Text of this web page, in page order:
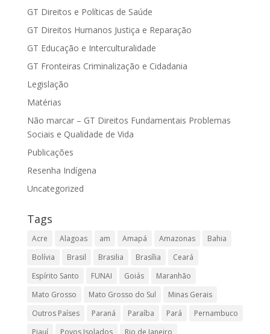
GT Direitos e Políticas de Saúde
GT Direitos Humanos Justiça e Reparação
GT Educação e Interculturalidade
GT Fronteiras Criminalização e Cidadania
Legislação
Matérias
Não marcar – GT Direitos Fundamentais Problemas
Sociais e Qualidade de Vida
Publicações
Resenha Indígena
Uncategorized
Tags
Acre Alagoas am Amapá Amazonas
Bahia
Bolívia
Brasil Brasilia Brasília
Ceará
Espírito Santo
FUNAI Goiás
Maranhão
Mato Grosso
Mato Grosso do Sul
Minas Gerais
Outros Países
Paraná Paraíba Pará
Pernambuco
Piauí
Povos Isolados
Rio de Janeiro